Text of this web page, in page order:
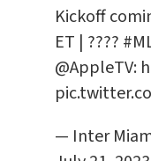
Kickoff
ET | ????
@AppleTV:
— Inter